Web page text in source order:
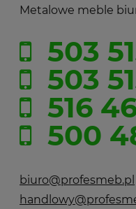
Metalowe meble
503
503
516
500
biuro@profesmeb.pl